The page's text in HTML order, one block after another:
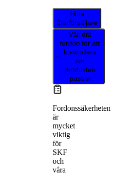
Hitta
återförsäljare
Välj ditt
fordon för att
kontrollera
om
produkten
passar
Fordonssäkerheten
är
mycket
viktig
för
SKF
och
våra